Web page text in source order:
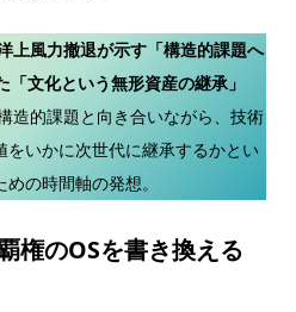
上風力撤退が示す「構造的課題へ
文化という無形資産の継承」
造的課題と向き合いながら、技術
いかに次世代に継承するかとい
の時間軸の発想。
権のOSを書き換える